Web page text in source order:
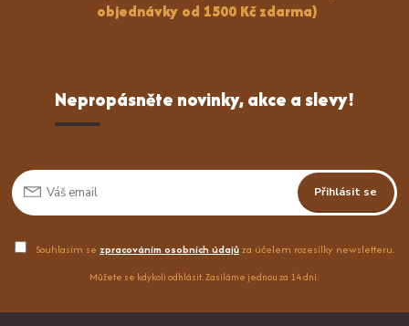
objednávky od 1500 Kč zdarma)
Nepropásněte novinky, akce a slevy!
Přihlásit se
Souhlasím se zpracováním osobních údajůza účelem rozesílky newsletteru.
Můžete se kdykoli odhlásit. Zasíláme jednou za 14 dní.